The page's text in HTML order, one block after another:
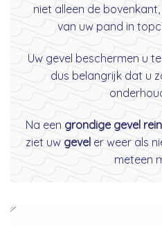
niet alleen de
van uw pand in
Uw gevel beschermen u
dus belangrijk dat u
Na een grondige gevel
ziet uw geveler weer als
meteen